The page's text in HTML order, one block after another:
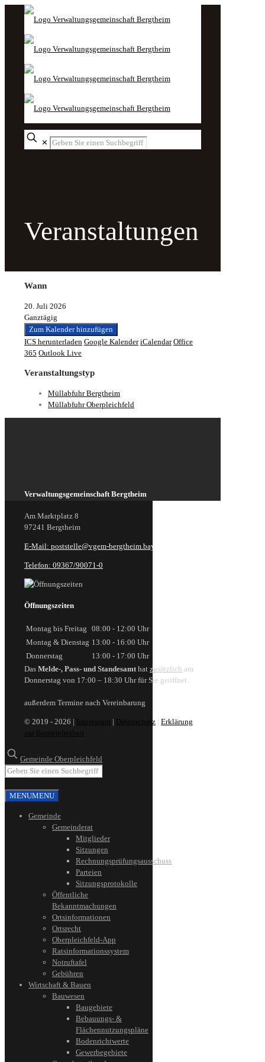
✕
Veranstaltungen
Wann
20. Juli 2026
Ganztägig
Zum Kalender hinzufügen
ICS herunterladen Google Kalender iCalendar Office
365 Outlook Live
Veranstaltungstyp
Müllabfuhr Bergtheim
Müllabfuhr Oberpleichfeld
Verwaltungsgemeinschaft Bergtheim
Am Marktplatz 8
97241 Bergtheim
E-Mail: poststelle@vgem-bergtheim.bayern.de
Telefon: 09367/90071-0
Öffnungszeiten
Montag bis Freitag 08:00 - 12:00 Uhr
Montag & Dienstag 13:00 - 16:00 Uhr
Donnerstag
13:00 - 17:00 Uhr
Das Melde-, Pass- und Standesamthat zusätzlich am
Donnerstag von 17:00 – 18:30 Uhr für Sie geöffnet.
außerdem Termine nach Vereinbarung
© 2019 - 2026 | Impressum | Datenschutz | Erklärung
zur Barrierefreiheit
Gemeinde Oberpleichfeld
MENUMENU
Gemeinde
Gemeinderat
Mitglieder
Sitzungen
Rechnungsprüfungsausschuss
Parteien
Sitzungsprotokolle
Öffentliche
Bekanntmachungen
Ortsinformationen
Ortsrecht
Oberpleichfeld-App
Ratsinformationssystem
Notruftafel
Gebühren
Wirtschaft & Bauen
Bauwesen
Baugebiete
Bebauungs- &
Flächennutzungspläne
Bodenrichtwerte
Gewerbegebiete